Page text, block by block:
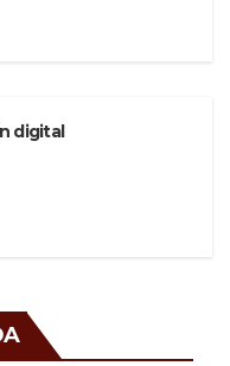
digital